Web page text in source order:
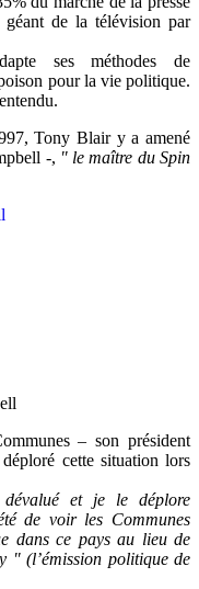
de la télévision par
ses méthodes de
pour la vie politique.
Tony Blair y a amené
-, " le maître du Spin
– son président
cette situation lors
et je le déplore
de voir les Communes
dans ce pays au lieu de
" (l’émission politique de